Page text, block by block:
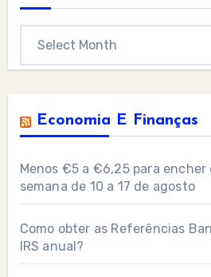
Economia E Finanças
Menos €5 a €6,25 para encher
semana de 10 a 17 de agosto
Como obter as Referências
IRS anual?